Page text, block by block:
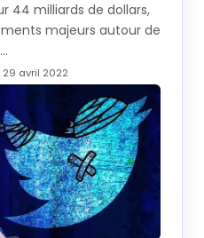
44 milliards de dollars,
majeurs autour de
29 avril 2022